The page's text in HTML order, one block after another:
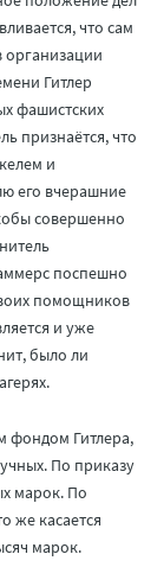
что сам
организации
Гитлер
фашистских
признаётся, что
и
его вчерашние
совершенно
поспешно
помощников
и уже
было ли
фондом Гитлера,
По приказу
марок. По
же касается
марок.